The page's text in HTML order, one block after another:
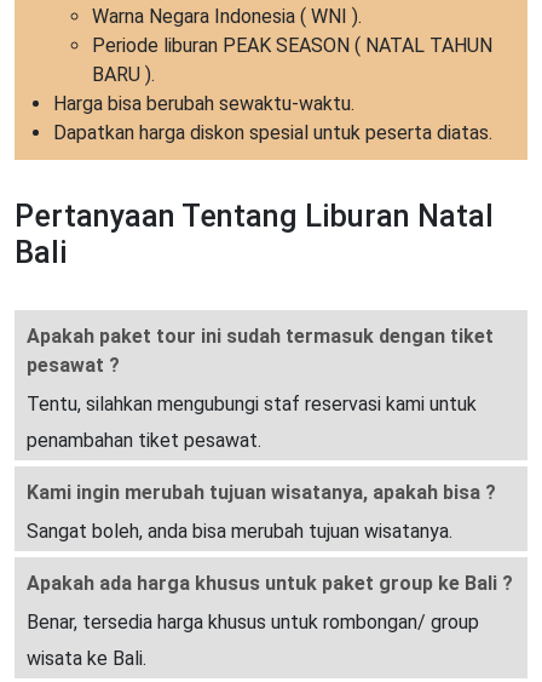
Warna Negara Indonesia ( WNI ).
Periode liburan PEAK SEASON ( NATAL TAHUN
BARU ).
Harga bisa berubah sewaktu-waktu.
Dapatkan harga diskon spesial untuk peserta diatas.
Pertanyaan Tentang Liburan Natal
Bali
Apakah paket tour ini sudah termasuk dengan tiket
pesawat ?
Tentu, silahkan mengubungi staf reservasi kami untuk
penambahan tiket pesawat.
Kami ingin merubah tujuan wisatanya, apakah bisa ?
Sangat boleh, anda bisa merubah tujuan wisatanya.
Apakah ada harga khusus untuk paket group ke Bali ?
Benar, tersedia harga khusus untuk rombongan/ group
wisata ke Bali.